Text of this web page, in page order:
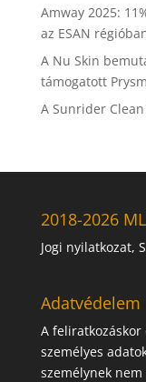
Amway 2025:
az ESAN
A Nu Skin
támogatott
A Sunrider
2018-2026
Jogi nyilatkozat,
Adatvédelem
A
személyes
személynek